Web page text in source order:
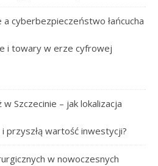
cyberbezpieczeństwo łańcucha
i towary w erze cyfrowej
Szczecinie – jak lokalizacja
przyszłą wartość inwestycji?
w nowoczesnych